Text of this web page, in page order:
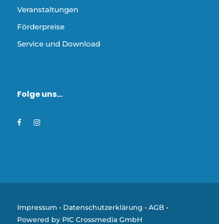
Veranstaltungen
Förderpreise
Service und Download
Folge uns…
Impressum • Datenschutzerklärung • AGB •
Powered by PIC Crossmedia GmbH